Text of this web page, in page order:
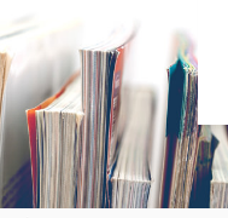
お知らせ
ブログ
コラム